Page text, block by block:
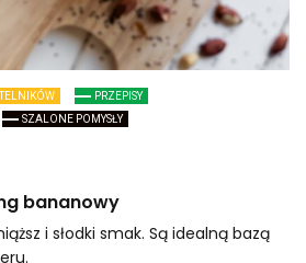
PRZEPISY
SZALONE POMYSŁY
bananowy
i słodki smak. Są idealną bazą